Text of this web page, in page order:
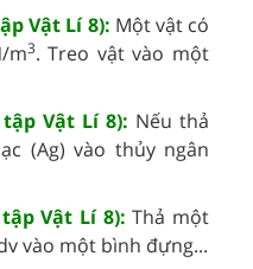
Vật Lí 8): Một vật có
m3. Treo vật vào một
Vật Lí 8): Nếu thả
(Ag) vào thủy ngân
Vật Lí 8): Thả một
vào một bình đựng...